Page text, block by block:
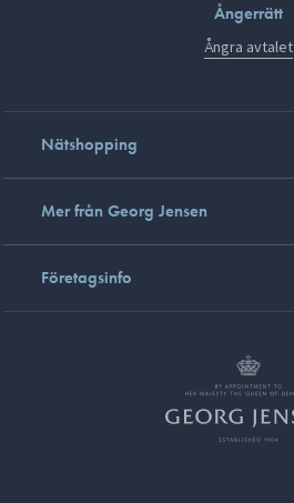
Ångerrätt
Ångra avtalet
Nätshopping
Mer från Georg Jensen
Företagsinfo